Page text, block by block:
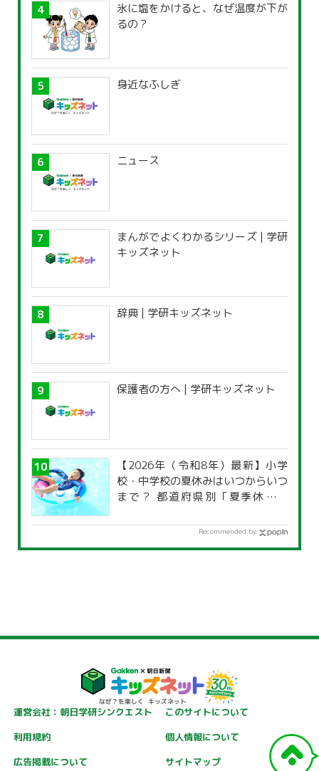
氷に塩をかけると、なぜ温度が下が
るの？
身近なふしぎ
ニュース
まんがでよくわかるシリーズ | 学研
キッズネット
辞典 | 学研キッズネット
保護者の方へ | 学研キッズネット
【2026年（令和8年）最新】小学
校・中学校の夏休みはいつからいつ
まで？ 都道府県別「夏季休暇一
Recommended by
運営会社：朝日学研シンクエスト
このサイトについて
利用規約
個人情報について
広告掲載について
サイトマップ